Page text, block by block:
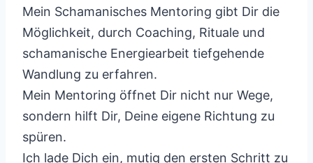
Mein Schamanisches Mentoring gibt Dir die
Möglichkeit, durch Coaching, Rituale und
schamanische Energiearbeit tiefgehende
Wandlung zu erfahren.
Mein Mentoring öffnet Dir nicht nur Wege,
sondern hilft Dir, Deine eigene Richtung zu
spüren.
Ich lade Dich ein, mutig den ersten Schritt zu